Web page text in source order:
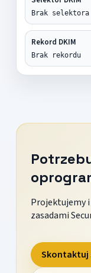
Brak selektora
Rekord DKIM
Brak rekordu
Projektujemy
zasadami
Skontaktuj